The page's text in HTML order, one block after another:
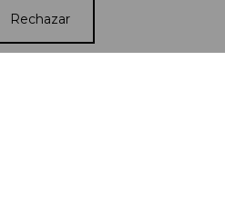
Rechazar